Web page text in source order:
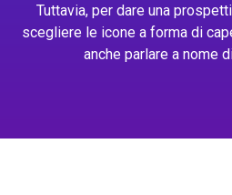
Tuttavia, per dare una
scegliere le icone a forma di
anche parlare a nome